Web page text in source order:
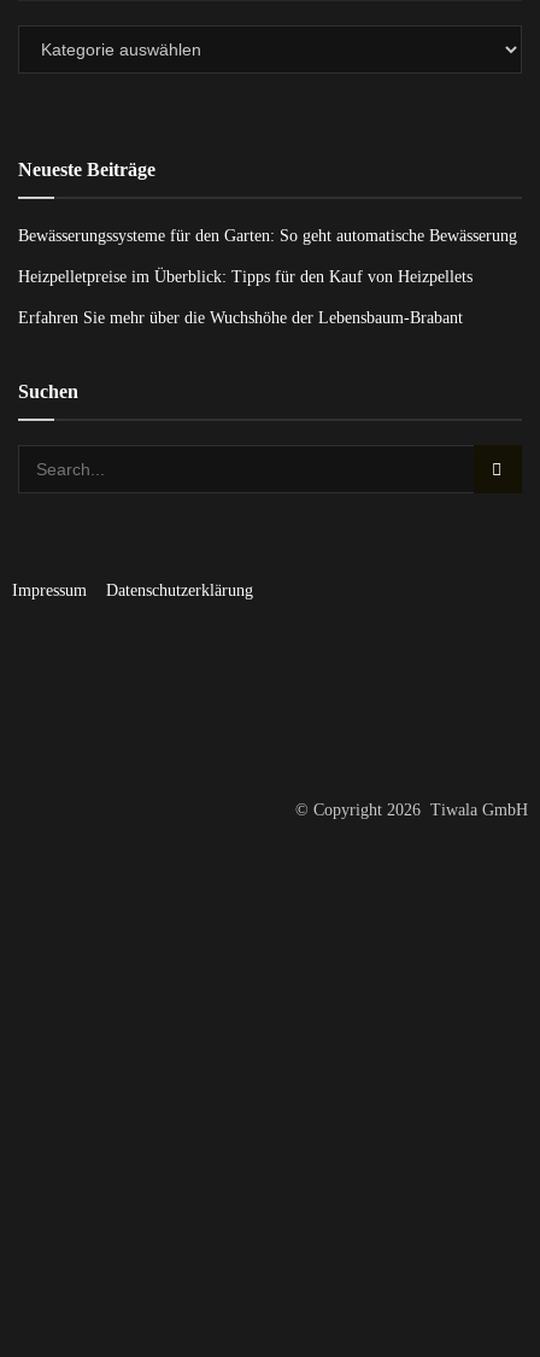
Neueste Beiträge
Bewässerungssysteme für den Garten: So geht automatische Bewässerung
Heizpelletpreise im Überblick: Tipps für den Kauf von Heizpellets
Erfahren Sie mehr über die Wuchshöhe der Lebensbaum-Brabant
Suchen
Impressum Datenschutzerklärung
© Copyright 2026 Tiwala GmbH